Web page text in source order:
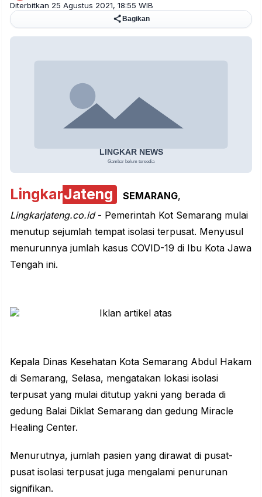
Diterbitkan 25 Agustus 2021, 18:55 WIB
Bagikan
LingkarJateng SEMARANG,
Lingkarjateng.co.id- Pemerintah Kot Semarang mulai
menutup sejumlah tempat isolasi terpusat. Menyusul
menurunnya jumlah kasus COVID-19 di Ibu Kota Jawa
Tengah ini.
Kepala Dinas Kesehatan Kota Semarang Abdul Hakam
di Semarang, Selasa, mengatakan lokasi isolasi
terpusat yang mulai ditutup yakni yang berada di
gedung Balai Diklat Semarang dan gedung Miracle
Healing Center.
Menurutnya, jumlah pasien yang dirawat di pusat-
pusat isolasi terpusat juga mengalami penurunan
signifikan.